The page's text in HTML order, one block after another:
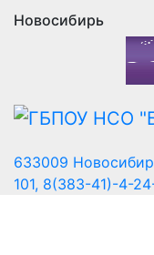
Новосибирь
633009
101, 8(383-41)-4-